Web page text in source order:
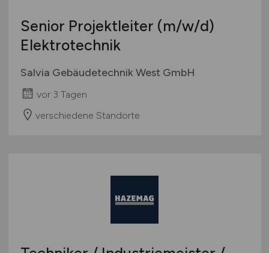
International
Senior Projektleiter (m/w/d)
Elektrotechnik
Salvia Gebäudetechnik West GmbH
vor 3 Tagen
verschiedene Standorte